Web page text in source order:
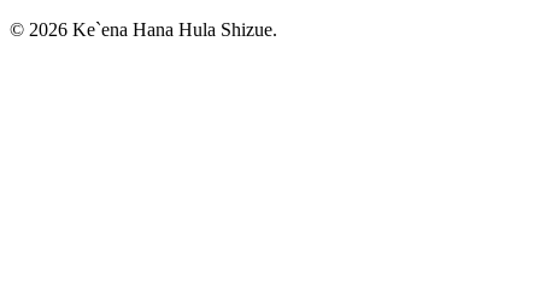
© 2026 Ke`ena Hana Hula Shizue.